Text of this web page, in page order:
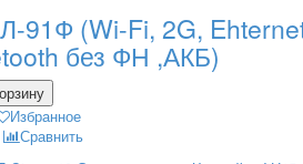
91Ф (Wi-Fi, 2G,
без ФН ,АКБ)
Избранное
Сравнить